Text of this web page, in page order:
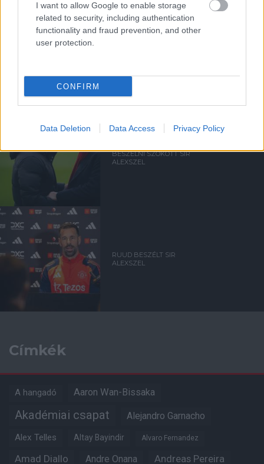
I want to allow Google to enable storage
related to security, including authentication
functionality and fraud prevention, and other
user protection.
CONFIRM
Data Deletion Data Access Privacy Policy
BESZÉLNI SZOKOTT SIR
ALEXSZEL
RUUD BESZÉLT SIR
ALEXSZEL
Címkék
A hangadó Aaron Wan-Bissaka
Akadémiai csapat Alejandro Garnacho
Alex Telles Altay Bayindir Alvaro Fernandez
Amad Diallo Andre Onana Andreas Pereira